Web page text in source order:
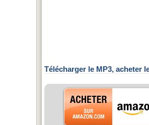
Télécharger le MP3, acheter